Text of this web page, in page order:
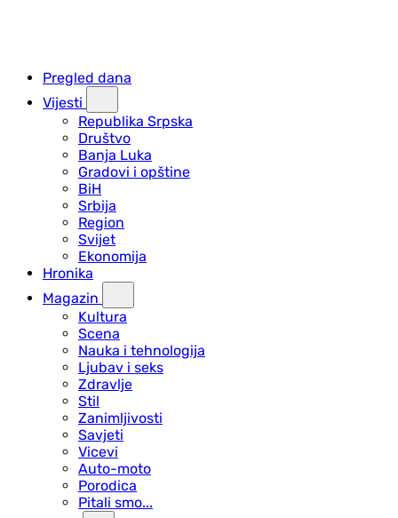
Pregled dana
Vijesti
Republika Srpska
Društvo
Banja Luka
Gradovi i opštine
BiH
Srbija
Region
Svijet
Ekonomija
Hronika
Magazin
Kultura
Scena
Nauka i tehnologija
Ljubav i seks
Zdravlje
Stil
Zanimljivosti
Savjeti
Vicevi
Auto-moto
Porodica
Pitali smo...